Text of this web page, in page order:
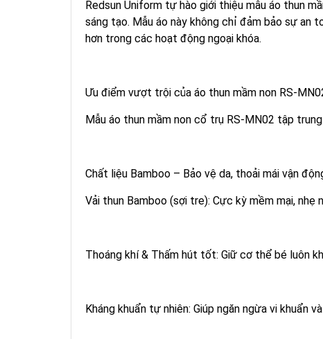
Redsun Uniform tự hào giới thiệu mẫu áo thun
sáng tạo. Mẫu áo này không chỉ đảm bảo sự an
hơn trong các hoạt động ngoại khóa.
Ưu điểm vượt trội của áo thun mầm non RS-
Mẫu áo thun mầm non cổ trụ RS-MN02 tập
Chất liệu Bamboo – Bảo vệ da, thoải mái vận
Vải thun Bamboo (sợi tre): Cực kỳ mềm mại,
Thoáng khí & Thấm hút tốt: Giữ cơ thể bé luôn
Kháng khuẩn tự nhiên: Giúp ngăn ngừa vi khuẩn